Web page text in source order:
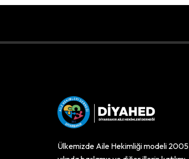
Ülkemizde Aile Hekimliği modeli 2005